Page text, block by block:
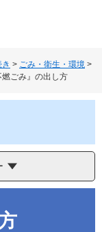
> ごみ・衛生・環境 >
燃ごみ』の出し方